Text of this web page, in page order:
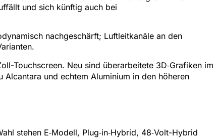
und sich künftig auch bei
nachgeschärft; Luftleitkanäle an den
Touchscreen. Neu sind überarbeitete 3D‑Grafiken im
und echtem Aluminium in den höheren
stehen E‑Modell, Plug‑in‑Hybrid, 48‑Volt-Hybrid